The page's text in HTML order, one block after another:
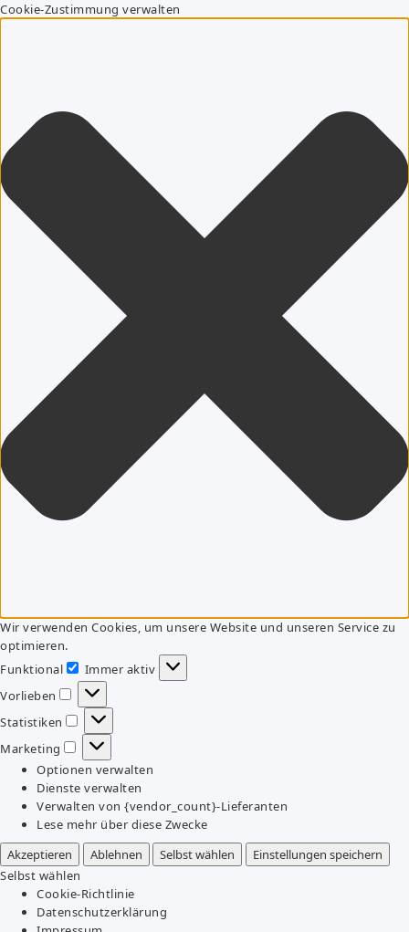
Cookie-Zustimmung verwalten
Wir verwenden Cookies, um unsere Website und unseren Service zu
optimieren.
Funktional
Funktional
Immer aktiv
Vorlieben
Vorlieben
Statistiken
Statistiken
Marketing
Marketing
Optionen verwalten
Dienste verwalten
Verwalten von {vendor_count}-Lieferanten
Lese mehr über diese Zwecke
Akzeptieren
Ablehnen Selbst wählen
Einstellungen speichern
Selbst wählen
Cookie-Richtlinie
Datenschutzerklärung